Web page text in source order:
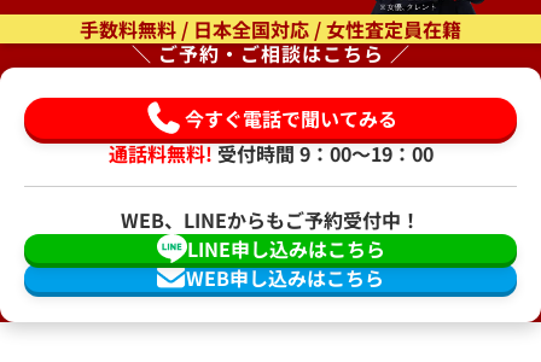
手数料無料 / 日本全国対応 / 女性査定員在籍
＼ ご予約・ご相談はこちら ／
今すぐ電話で聞いてみる
通話料無料!受付時間 9：00〜19：00
WEB、LINEからもご予約受付中！
WEB申し込みはこちら
LINE申し込みはこちら